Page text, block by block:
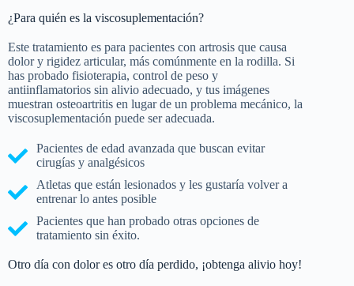
¿Para quién es la viscosuplementación?
Este tratamiento es para pacientes con artrosis que causa
dolor y rigidez articular, más comúnmente en la rodilla. Si
has probado fisioterapia, control de peso y
antiinflamatorios sin alivio adecuado, y tus imágenes
muestran osteoartritis en lugar de un problema mecánico, la
viscosuplementación puede ser adecuada.
Pacientes de edad avanzada que buscan evitar
cirugías y analgésicos
Atletas que están lesionados y les gustaría volver a
entrenar lo antes posible
Pacientes que han probado otras opciones de
tratamiento sin éxito.
Otro día con dolor es otro día perdido, ¡obtenga alivio hoy!